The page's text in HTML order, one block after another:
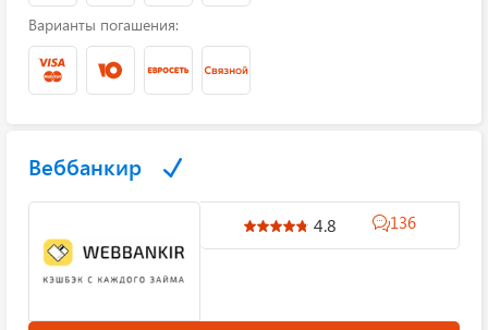
Варианты погашения:
Веббанкир
4.8 136